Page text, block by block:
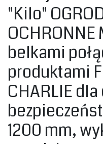
"Kilo"
OCHRONNE
belkami
produktami
CHARLIE
1200 mm,